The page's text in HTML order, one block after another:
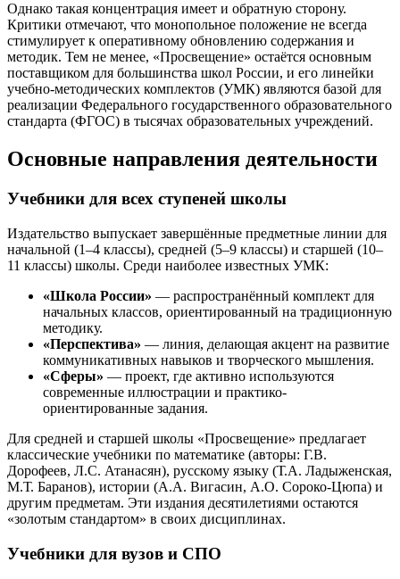
Однако такая концентрация имеет и обратную сторону.
Критики отмечают, что монопольное положение не всегда
стимулирует к оперативному обновлению содержания и
методик. Тем не менее, «Просвещение» остаётся основным
поставщиком для большинства школ России, и его линейки
учебно-методических комплектов (УМК) являются базой для
реализации Федерального государственного образовательного
стандарта (ФГОС) в тысячах образовательных учреждений.
Основные направления деятельности
Учебники для всех ступеней школы
Издательство выпускает завершённые предметные линии для
начальной (1–4 классы), средней (5–9 классы) и старшей (10–
11 классы) школы. Среди наиболее известных УМК:
«Школа России» — распространённый комплект для
начальных классов, ориентированный на традиционную
методику.
«Перспектива» — линия, делающая акцент на развитие
коммуникативных навыков и творческого мышления.
«Сферы» — проект, где активно используются
современные иллюстрации и практико-
ориентированные задания.
Для средней и старшей школы «Просвещение» предлагает
классические учебники по математике (авторы: Г.В.
Дорофеев, Л.С. Атанасян), русскому языку (Т.А. Ладыженская,
М.Т. Баранов), истории (А.А. Вигасин, А.О. Сороко-Цюпа) и
другим предметам. Эти издания десятилетиями остаются
«золотым стандартом» в своих дисциплинах.
Учебники для вузов и СПО